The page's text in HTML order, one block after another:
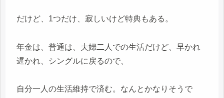
だけど、1つだけ、寂しいけど特典もある。
年金は、普通は、夫婦二人での生活だけど、早かれ
遅かれ、シングルに戻るので、
自分一人の生活維持で済む。なんとかなりそうで